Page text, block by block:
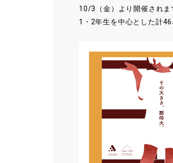
10/3（金）より開催されま
1・2年生を中心とした計